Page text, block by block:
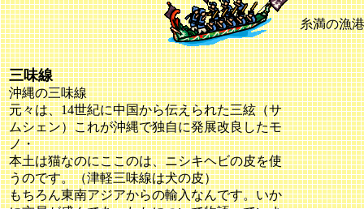
糸満の漁
三味線
沖縄の三味線
元々は、14世紀に中国から伝えられた三絃（サ
ムシェン）これが沖縄で独自に発展改良したモ
ノ・
本土は猫なのにここのは、ニシキヘビの皮を使
うのです。（津軽三味線は犬の皮）
もちろん東南アジアからの輸入なんです。いか